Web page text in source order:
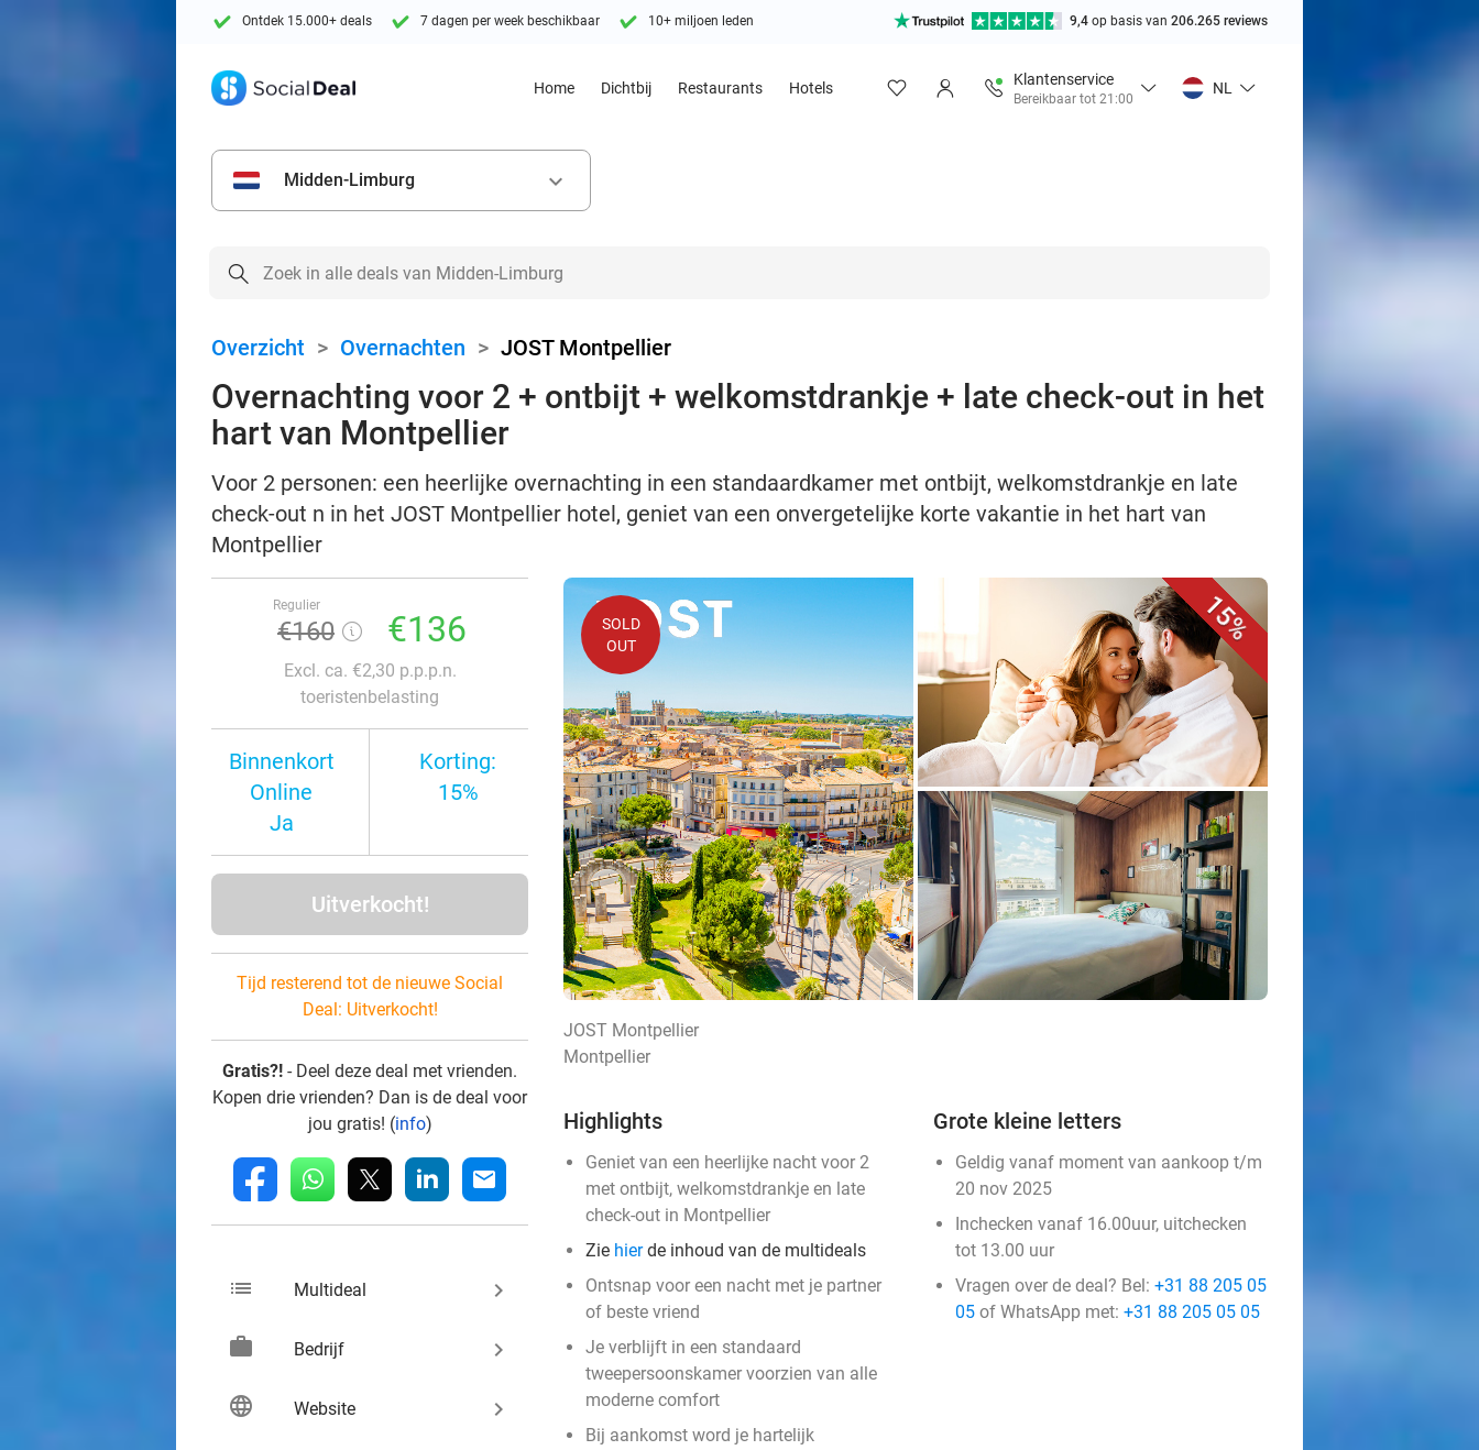
Ontdek 15.000+ deals 7 dagen per week beschikbaar 10+ miljoen leden 9,4 op basis van 206.265 reviews
Home Dichtbij Restaurants Hotels
Klantenservice
Bereikbaar tot 21:00
NL
Midden-Limburg keyboard_arrow_down
Overzicht > Overnachten > JOST Montpellier
Overnachting voor 2 + ontbijt + welkomstdrankje + late check-out in het
hart van Montpellier
Voor 2 personen: een heerlijke overnachting in een standaardkamer met ontbijt, welkomstdrankje en late
check-out n in het JOST Montpellier hotel, geniet van een onvergetelijke korte vakantie in het hart van
Montpellier
Regulier
€160 €136
Excl. ca. €2,30 p.p.p.n.
toeristenbelasting
Binnenkort
Online
Ja
Korting:
15%
Uitverkocht!
Tijd resterend tot de nieuwe Social
Deal: Uitverkocht!
Gratis?! - Deel deze deal met vrienden.
Kopen drie vrienden? Dan is de deal voor
jou gratis! (info)
fb whatsapp linkedin mail
list Multideal keyboard_arrow_right
work Bedrijf keyboard_arrow_right
language Website keyboard_arrow_right
15%
SOLD
OUT
JOST Montpellier
Montpellier
Highlights
Geniet van een heerlijke nacht voor 2
met ontbijt, welkomstdrankje en late
check-out in Montpellier
Zie hierde inhoud van de multideals
Ontsnap voor een nacht met je partner
of beste vriend
Je verblijft in een standaard
tweepersoonskamer voorzien van alle
moderne comfort
Bij aankomst word je hartelijk
Grote kleine letters
Geldig vanaf moment van aankoop t/m
20 nov 2025
Inchecken vanaf 16.00uur, uitchecken
tot 13.00 uur
Vragen over de deal? Bel: +31 88 205 05
05 of WhatsApp met: +31 88 205 05 05